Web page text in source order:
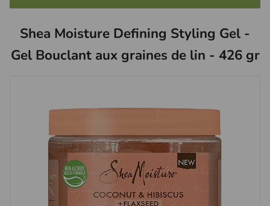
Shea Moisture Defining Styling Gel -
Gel Bouclant aux graines de lin - 426 gr